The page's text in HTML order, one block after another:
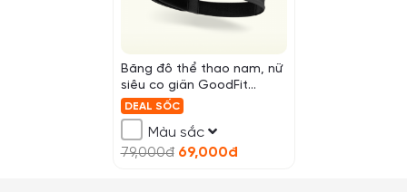
Băng đô thể thao nam, nữ
siêu co giãn GoodFit
GF804SB
DEAL SỐC
Màu sắc
79,000đ 69,000đ